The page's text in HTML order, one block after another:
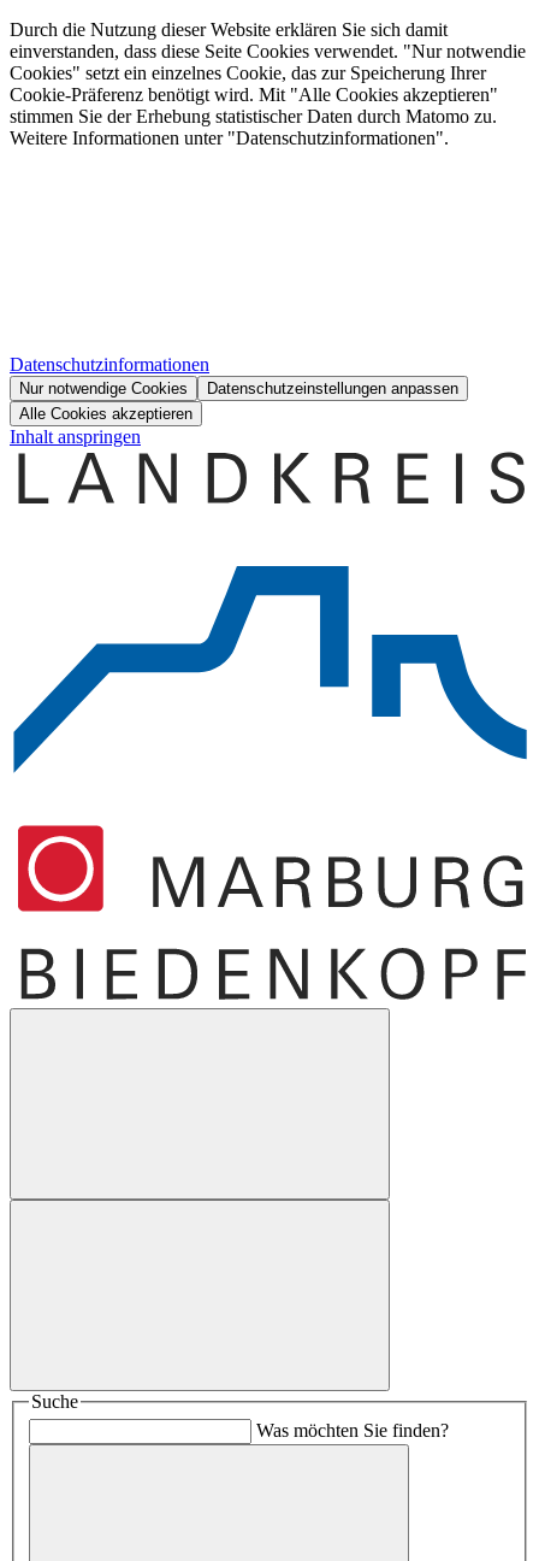
Durch die Nutzung dieser Website erklären Sie sich damit
einverstanden, dass diese Seite Cookies verwendet. "Nur notwendie
Cookies" setzt ein einzelnes Cookie, das zur Speicherung Ihrer
Cookie-Präferenz benötigt wird. Mit "Alle Cookies akzeptieren"
stimmen Sie der Erhebung statistischer Daten durch Matomo zu.
Weitere Informationen unter "Datenschutzinformationen".
Datenschutzinformationen
Nur notwendige Cookies
Datenschutzeinstellungen anpassen
Alle Cookies akzeptieren
Inhalt anspringen
Suche
Was möchten Sie finden?